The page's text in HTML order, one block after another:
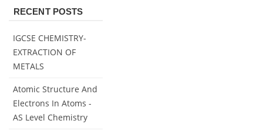
RECENT POSTS
IGCSE CHEMISTRY-
EXTRACTION OF
METALS
Atomic Structure And
Electrons In Atoms -
AS Level Chemistry